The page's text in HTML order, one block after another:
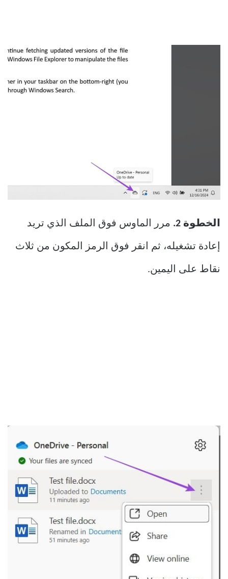
الخطوة 2. مرر الماوس فوق الملف الذي تريد
إعادة تشغيله، ثم انقر فوق الرمز المكون من ثلاث
نقاط على اليمين.